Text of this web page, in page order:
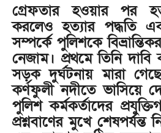
গ্রেফতার হওয়ার পর
করলেও হত্যার পদ্ধতি
সম্পর্কে পুলিশকে
নেজাম। প্রথমে তিনি
সড়ক দুর্ঘটনায় মারা
কর্ণফুলী নদীতে ভাসিয়ে
পুলিশ কর্মকর্তাদের
প্রশ্নবাণের মুখে